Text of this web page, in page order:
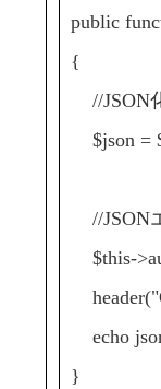
public
{
//JSON
$json =
//JSON
$this-
echo
}